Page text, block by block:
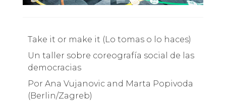
Take it or make it (Lo tomas o lo haces)
Un taller sobre coreografía social de las
democracias
Por Ana Vujanovic and Marta Popivoda
(Berlin/Zagreb)